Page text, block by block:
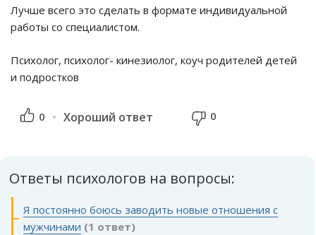
Лучше всего это сделать в формате индивидуальной
работы со специалистом.
Психолог, психолог- кинезиолог, коуч родителей детей
и подростков
0 Хороший ответ 0
Ответы психологов на вопросы:
Я постоянно боюсь заводить новые отношения с
мужчинами (1 ответ)